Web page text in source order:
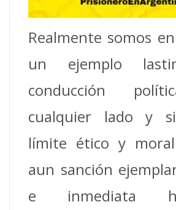
Realmente somos
un ejemplo
conducción
cualquier lado y
límite ético y
aun sanción
e inmediata